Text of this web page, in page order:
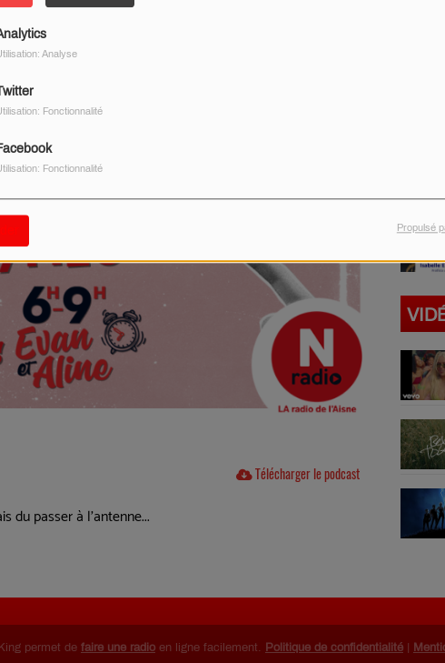
Analyse
Fonctionnalité
Fonctionnalité
Propulsé
Télécharger le podcast
du passer à l'antenne...
permet de faire une radio en ligne facilement. Politique de confidentialité